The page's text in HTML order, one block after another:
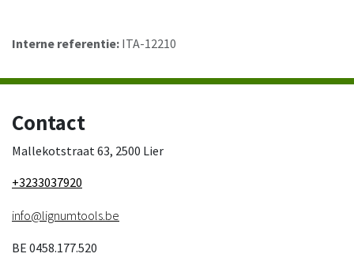
Interne referentie: ITA-12210
Contact
Mallekotstraat 63, 2500 Lier
+3233037920
info@lignumtools.be
BE 0458.177.520